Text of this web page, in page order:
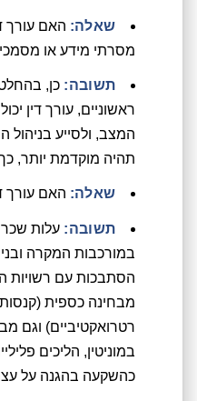
שאלה: האם עורך
מסרתי מידע או
תשובה: כן,
ראשוניים, עורך דין
המצב, ולסייע בניהול
תהיה מוקדמת יותר, כך
שאלה: האם עורך
תשובה: עלות
במורכבות המקרה
הסתבכות עם רשויות
מבחינה כספית
רטרואקטיביים) וגם
במוניטין, הליכים
כהשקעה בהגנה על